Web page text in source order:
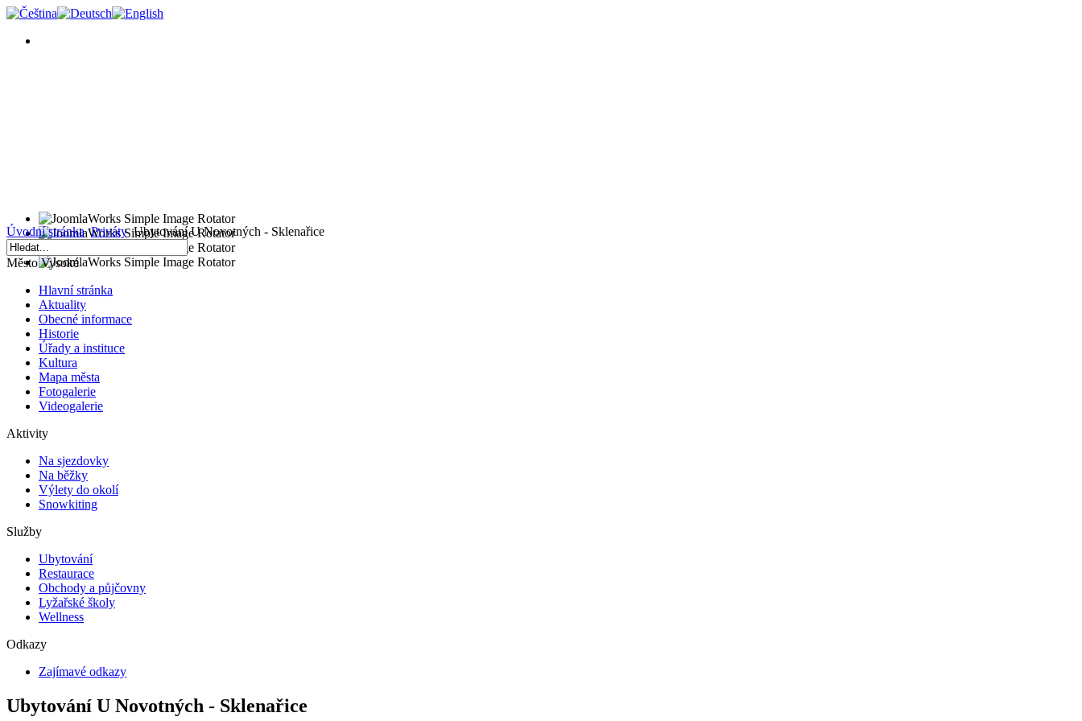
Úvodní stránka Priváty Ubytování U Novotných - Sklenařice
Město Vysoké
Hlavní stránka
Aktuality
Obecné informace
Historie
Úřady a instituce
Kultura
Mapa města
Fotogalerie
Videogalerie
Aktivity
Na sjezdovky
Na běžky
Výlety do okolí
Snowkiting
Služby
Ubytování
Restaurace
Obchody a půjčovny
Lyžařské školy
Wellness
Odkazy
Zajímavé odkazy
Ubytování U Novotných - Sklenařice